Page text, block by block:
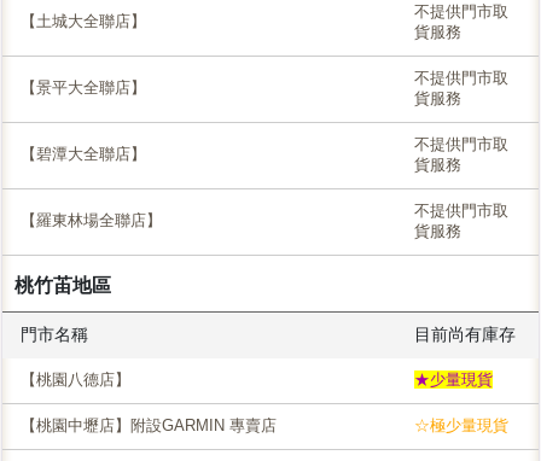
【土城大全聯店】
不提供門市取
貨服務
【景平大全聯店】
不提供門市取
貨服務
【碧潭大全聯店】
不提供門市取
貨服務
【羅東林場全聯店】
不提供門市取
貨服務
桃竹苖地區
門市名稱 目前尚有庫存
【桃園八德店】 ★少量現貨
【桃園中壢店】附設GARMIN 專賣店 ☆極少量現貨